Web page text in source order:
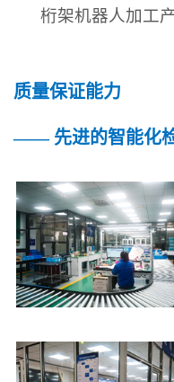
桁架机器人加工
质量保证能力
—— 先进的智能化